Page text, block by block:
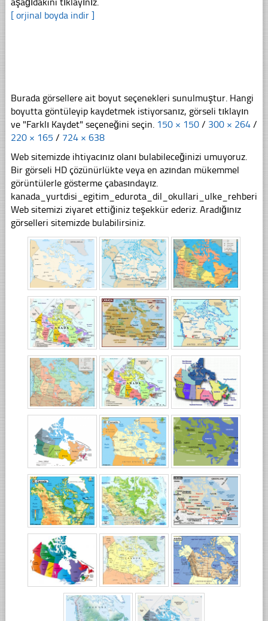
[ orjinal boyda indir ]
Burada görsellere ait boyut seçenekleri sunulmuştur. Hangi
boyutta göntüleyip kaydetmek istiyorsanız, görseli tıklayın
ve "Farklı Kaydet" seçeneğini seçin. 150 × 150 / 300 × 264 /
220 × 165 / 724 × 638
Web sitemizde ihtiyacınız olanı bulabileceğinizi umuyoruz.
Bir görseli HD çözünürlükte veya en azından mükemmel
görüntülerle gösterme çabasındayız.
Web sitemizi ziyaret ettiğiniz teşekkür ederiz. Aradığınız
görselleri sitemizde bulabilirsiniz.